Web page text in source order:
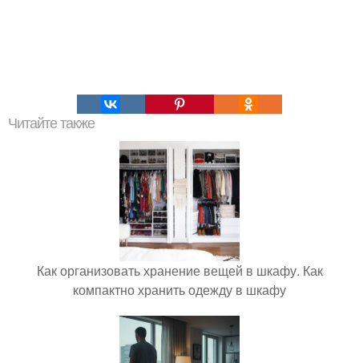
Читайте также
Как организовать хранение вещей в шкафу. Как
компактно хранить одежду в шкафу